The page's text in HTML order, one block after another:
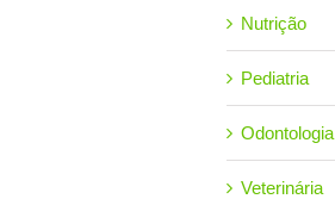
Nutrição
Pediatria
Odontologia
Veterinária